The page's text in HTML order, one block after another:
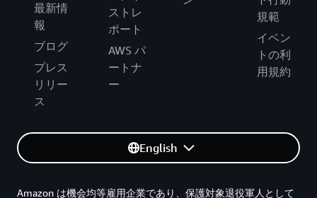
最新情
報
ブログ
プレス
リリー
ス
ストレ
ポート
AWS パ
ートナ
ー
規範
イベン
トの利
用規約
English
Amazon は機会均等雇用企業であり、保護対象退役軍人として